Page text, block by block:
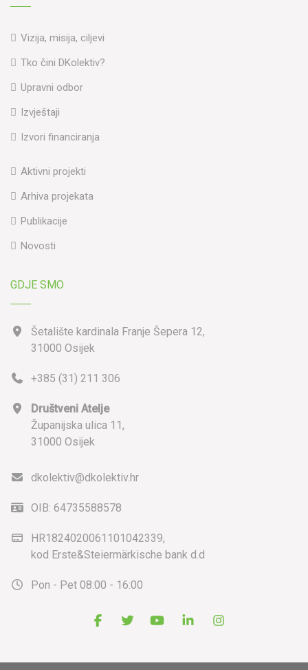
Vizija, misija, ciljevi
Tko čini DKolektiv?
Upravni odbor
Izvještaji
Izvori financiranja
Aktivni projekti
Arhiva projekata
Publikacije
Novosti
GDJE SMO
Šetalište kardinala Franje Šepera 12,
31000 Osijek
+385 (31) 211 306
Društveni Atelje
Županijska ulica 11,
31000 Osijek
dkolektiv@dkolektiv.hr
OIB: 64735588578
HR1824020061101042339,
kod Erste&Steiermärkische bank d.d
Pon - Pet 08:00 - 16:00